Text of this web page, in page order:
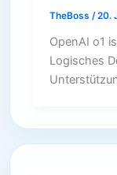
TheBoss /20.
OpenAI o1
Logisches